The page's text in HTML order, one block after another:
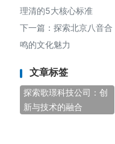
理清的5大核心标准
下一篇： 探索北京八音合
鸣的文化魅力
文章标签
探索歌璟科技公司：创
新与技术的融合